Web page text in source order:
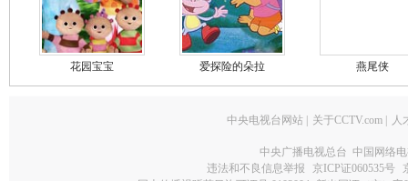
花园宝宝 爱探险的朵拉 燕尾侠
中央电视台网站 关于CCTV.com 人
中央广播电视总台 中国网络
违法和不良信息举报
京ICP证060535号